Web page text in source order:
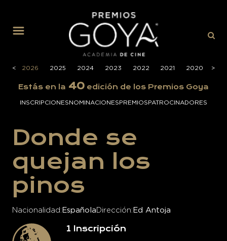
< 2026 2025 2024 2023 2022 2021 2020 >
Estás en la 40 edición de los Premios Goya
INSCRIPCIONESNOMINACIONESPREMIOSPATROCINADORES
Donde se
quejan los
pinos
Nacionalidad Española Dirección Ed Antoja
1 Inscripción